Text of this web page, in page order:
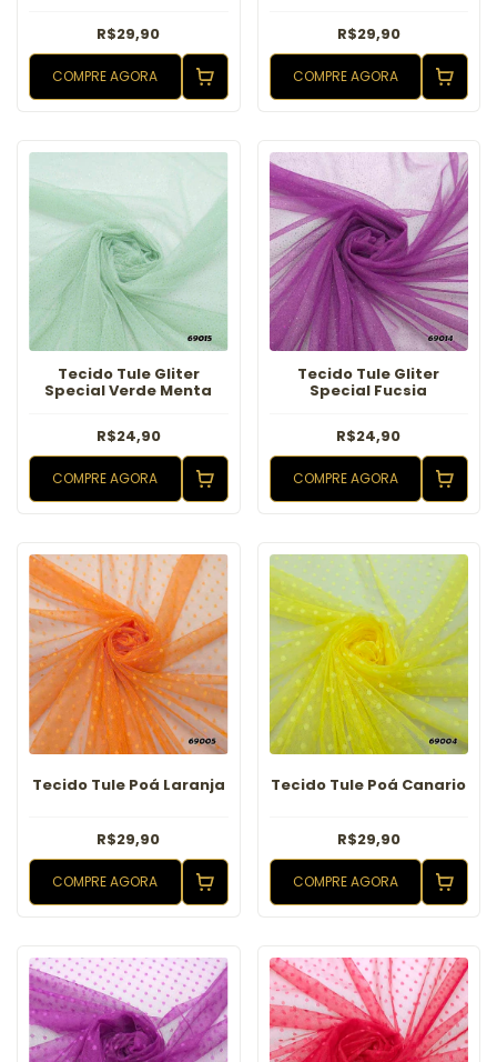
R$29,90
COMPRE AGORA
R$29,90
COMPRE AGORA
Tecido Tule Gliter
Special Verde Menta
R$24,90
COMPRE AGORA
Tecido Tule Gliter
Special Fucsia
R$24,90
COMPRE AGORA
Tecido Tule Poá Laranja
R$29,90
COMPRE AGORA
Tecido Tule Poá Canario
R$29,90
COMPRE AGORA